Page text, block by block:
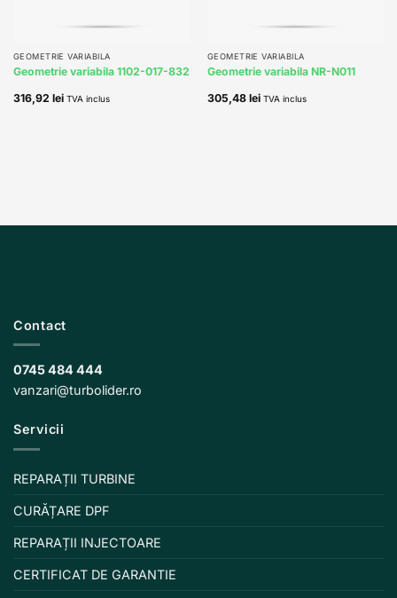
GEOMETRIE VARIABILA
Geometrie variabila 1102-017-832
316,92 lei TVA inclus
GEOMETRIE VARIABILA
Geometrie variabila NR-N011
305,48 lei TVA inclus
Contact
0745 484 444
vanzari@turbolider.ro
Servicii
REPARAȚII TURBINE
CURĂȚARE DPF
REPARAȚII INJECTOARE
CERTIFICAT DE GARANTIE